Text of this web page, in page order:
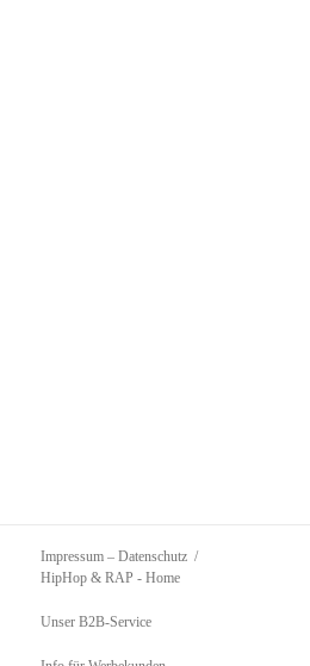
Impressum – Datenschutz
HipHop & RAP - Home
Unser B2B-Service